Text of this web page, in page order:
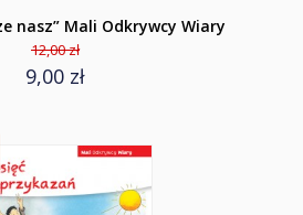
nasz” Mali Odkrywcy Wiary
12,00 zł
9,00 zł